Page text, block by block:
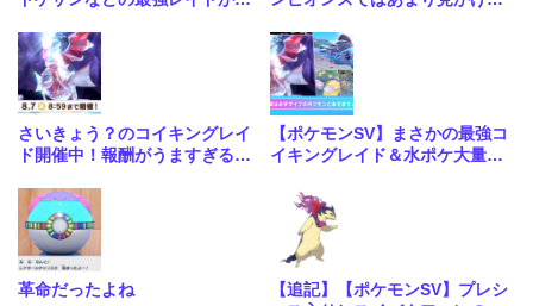
生も
さいきょう？のコイキングレイ
ド開催中！報酬がうますぎる神
【ポケモンSV】まさかの最強コ
イキングレイド＆水ポケ大量発
革命だったよね
【追記】【ポケモンSV】プレシ